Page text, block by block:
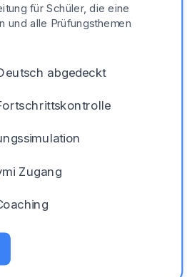
für Schüler, die eine
und alle Prüfungsthemen
abgedeckt
Zugang